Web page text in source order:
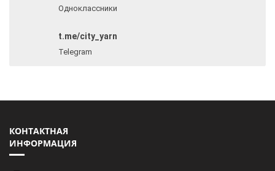
Одноклассники
t.me/city_yarn
Telegram
КОНТАКТНАЯ
ИНФОРМАЦИЯ